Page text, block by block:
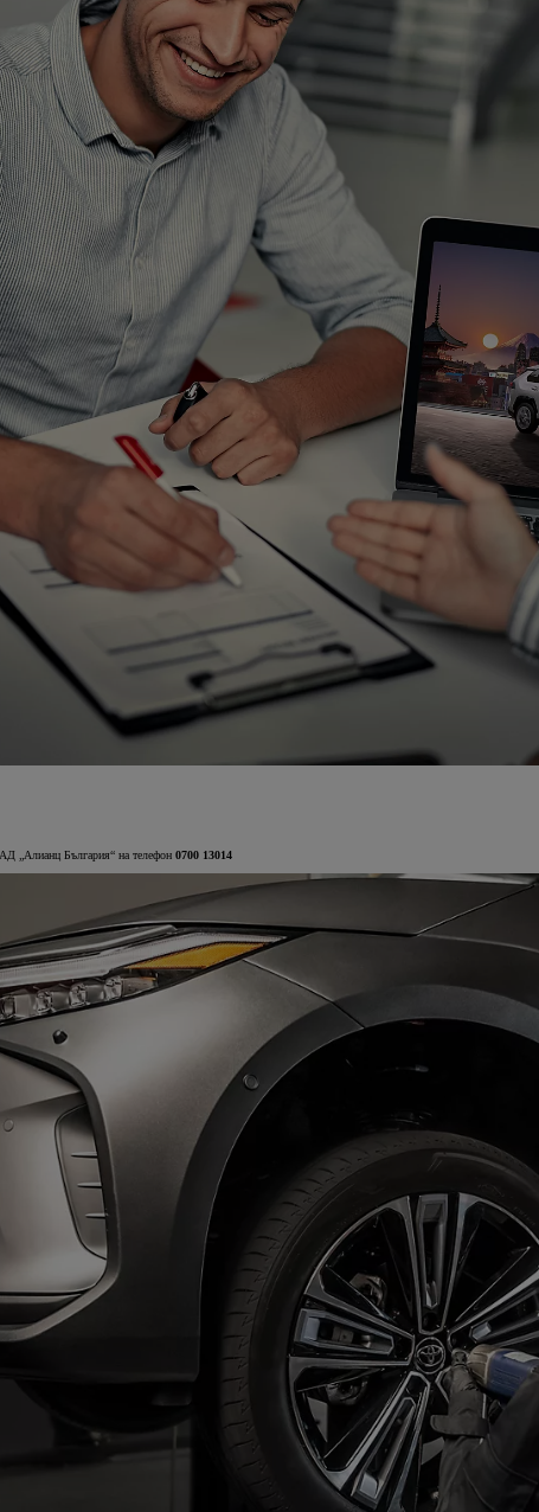
„Алианц България“ на телефон 0700 13014